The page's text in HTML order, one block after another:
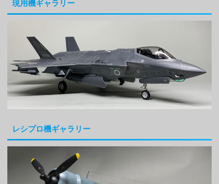
現用機ギャラリー
レシプロ機ギャラリー